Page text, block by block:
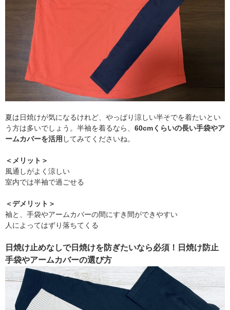
夏は日焼けが気になるけれど、やっぱり涼しい半そでを着たいとい
う方は多いでしょう。半袖を着るなら、 60cmくらいの長い手袋やア
ームカバーを活用 してみてくださいね。
＜メリット＞
風通しがよく涼しい
室内では半袖で過ごせる
＜デメリット＞
袖と、手袋やアームカバーの間にすき間ができやすい
人によってはずり落ちてくる
日焼け止めなしで日焼けを防ぎたいなら必須！日焼け防止
手袋やアームカバーの選び方